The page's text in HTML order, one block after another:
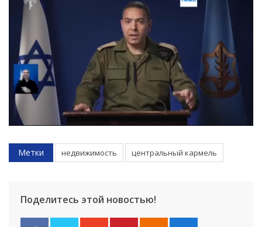
Метки недвижимость центральный кармель
Поделитесь этой новостью!